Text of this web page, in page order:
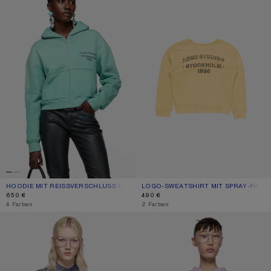
HOODIE MIT REISSVERSCHLUSS UND SPRAY-FINISH
AKTUELLE FARBE: MINZGRÜN
PREIS: 650 €.
650 €
,4 Farben
LOGO-SWEATSHIRT MIT SPRAY-
AKTUELLE FARBE: HELLGELB
PREIS: 490 €.
490 €
,2 Farben
LOGO-SWEATSHIRT MIT SPRAY-FINISHKAPUZEN-SWEATSHIRT MIT LOGO